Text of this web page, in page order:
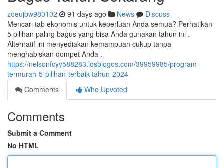
zoeujbw980102 91 days ago News
Discuss
Mencari tab ekonomis untuk keperluan Anda semua? Perhatikan
5 pilihan paling bagus yang bisa Anda gunakan tahun ini .
Alternatif ini menyediakan kemampuan cukup tanpa
menghabiskan dompet Anda .
https://nelsonfcyy588283.losblogos.com/39959985/program-
termurah-5-pilihan-terbaik-tahun-2024
Comments
Who Upvoted
Comments
Submit a Comment
No HTML